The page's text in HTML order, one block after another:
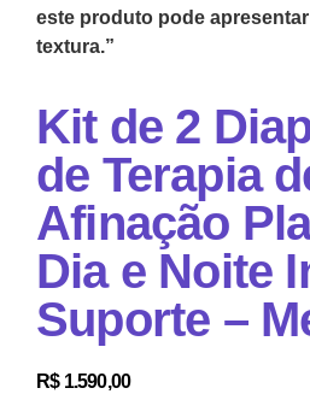
este produto pode
textura.”
Kit de 2
de Terapia
Afinação
Dia e Noite
Suporte –
R$1.590,00